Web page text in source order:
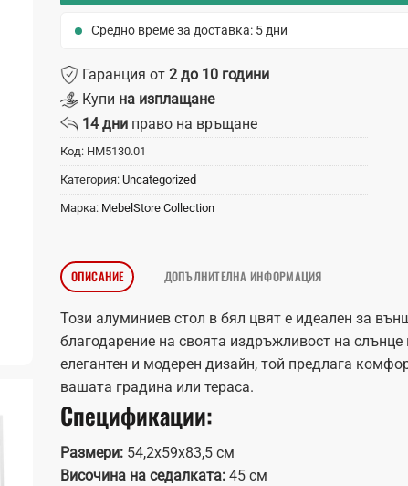
Средно време за доставка: 5 дни
Гаранция от 2 до 10 години
Купи на изплащане
14 дни право на връщане
Код: HM5130.01
Категория: Uncategorized
Марка: MebelStore Collection
ОПИСАНИЕ ДОПЪЛНИТЕЛНА ИНФОРМАЦИЯ
Този алуминиев стол в бял цвят е идеален за
благодарение на своята издръжливост на
елегантен и модерен дизайн, той предлага
вашата градина или тераса.
Спецификации:
Размери: 54,2x59x83,5 см
Височина на седалката: 45 см